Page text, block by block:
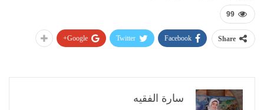
99
Share
Facebook
Twitter
Google+
سارة الفقيه